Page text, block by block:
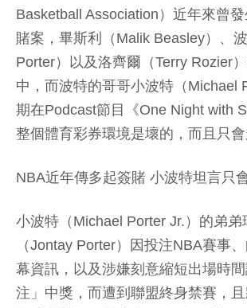
Basketball Association）近年來曾
賭案，畢斯利（Malik Beasley）、
Porter）以及洛齊爾（Terry Rozier
中，而波特的哥哥小波特（Michael
期在Podcast節目《One Night with
整個體育彩券環境是壞的，而且只會
NBA近年傳多起簽賭 小波特坦言只
小波特（Michael Porter Jr.）的弟弟
（Jontay Porter）因投注NBA賽事
幕資訊，以及涉嫌刻意縮短出場時
注」中獎，而遭到聯盟終身禁賽，